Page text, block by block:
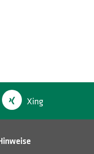
Xing